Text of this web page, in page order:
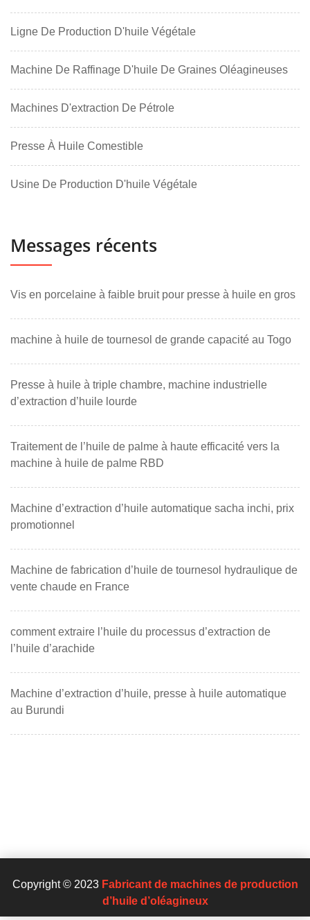
Ligne De Production D'huile Végétale
Machine De Raffinage D'huile De Graines Oléagineuses
Machines D'extraction De Pétrole
Presse À Huile Comestible
Usine De Production D'huile Végétale
Messages récents
Vis en porcelaine à faible bruit pour presse à huile en gros
machine à huile de tournesol de grande capacité au Togo
Presse à huile à triple chambre, machine industrielle
d’extraction d’huile lourde
Traitement de l’huile de palme à haute efficacité vers la
machine à huile de palme RBD
Machine d’extraction d’huile automatique sacha inchi, prix
promotionnel
Machine de fabrication d’huile de tournesol hydraulique de
vente chaude en France
comment extraire l’huile du processus d’extraction de
l’huile d’arachide
Machine d’extraction d’huile, presse à huile automatique
au Burundi
Copyright © 2023 Fabricant de machines de production
d’huile d’oléagineux